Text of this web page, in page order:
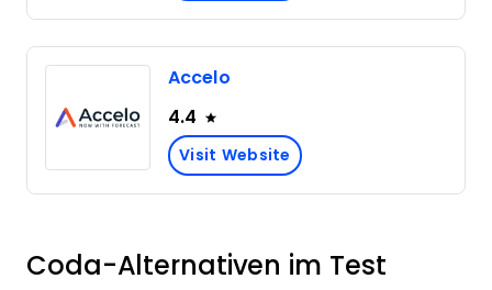
Accelo
4.4
Visit Website
Coda-Alternativen im Test